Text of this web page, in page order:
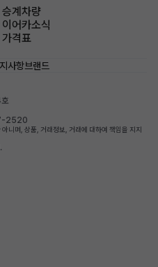
승계차량
이어카소식
가격표
사항브랜드
2520
니며, 상품, 거래정보, 거래에 대하여 책임을 지지